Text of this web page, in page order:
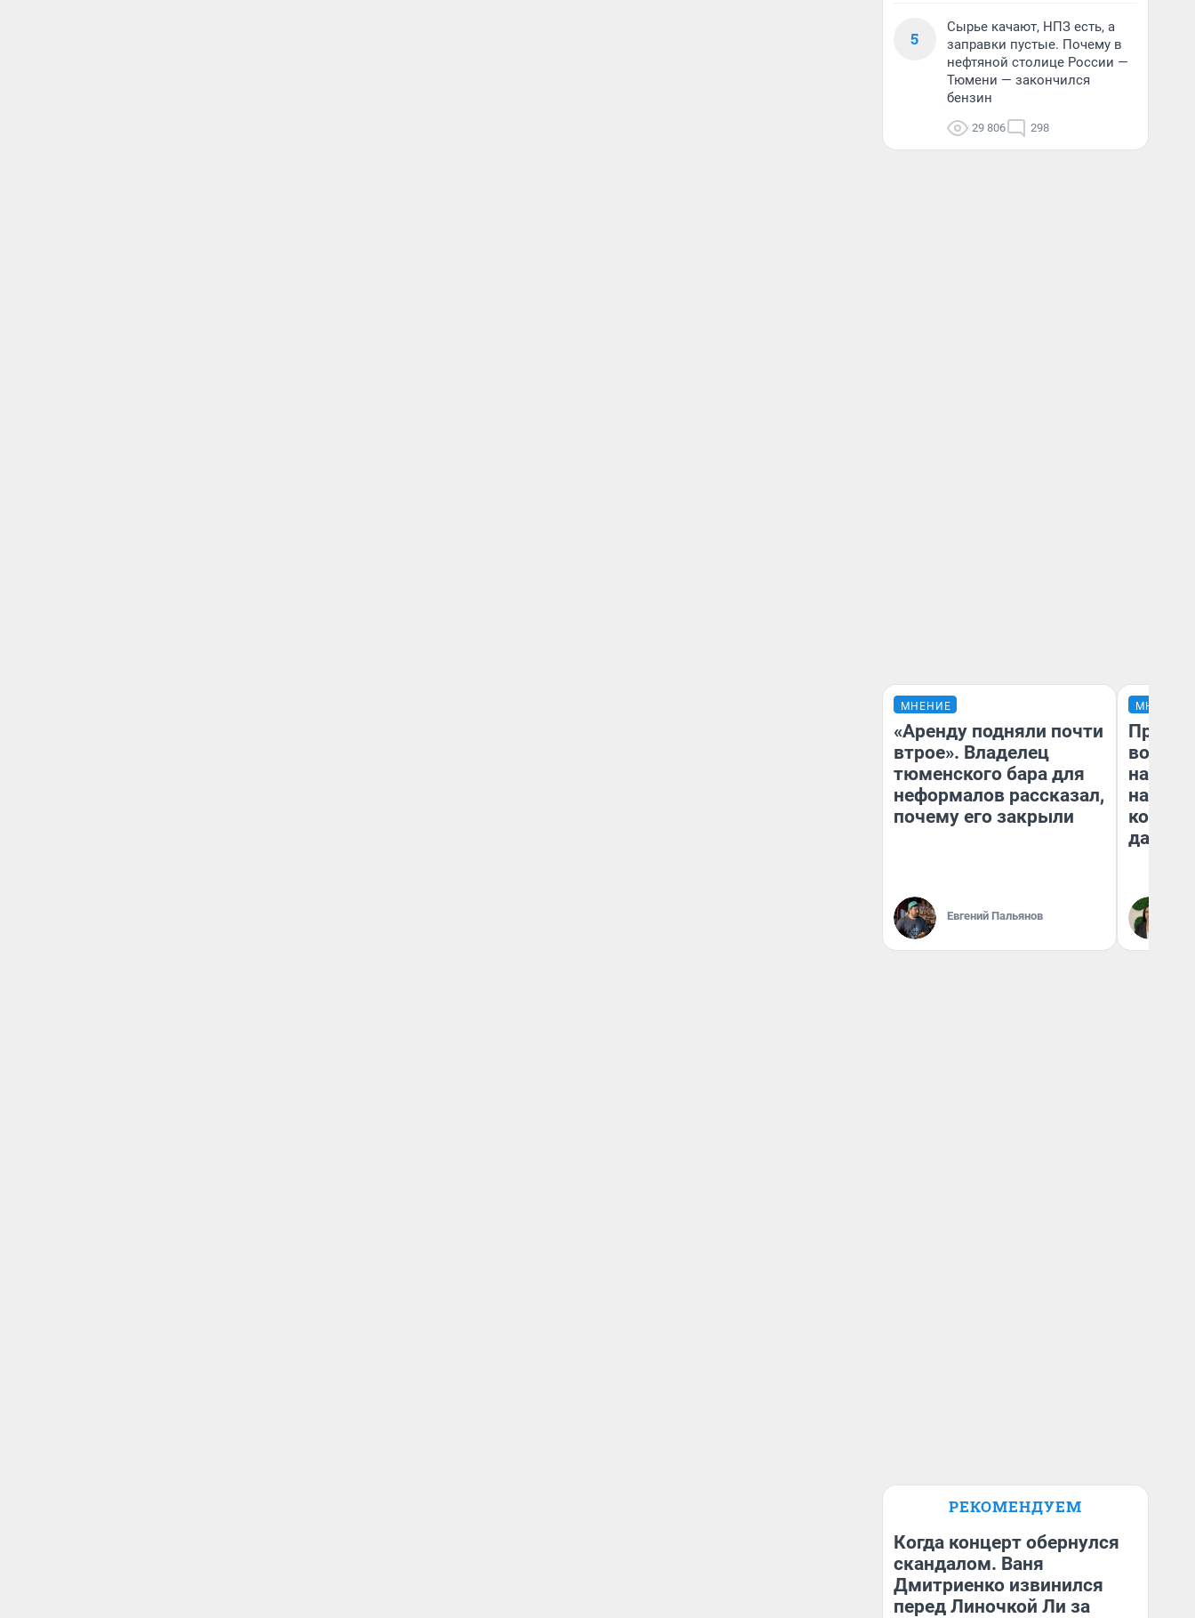
5
Сырье качают, НПЗ есть, а
заправки пустые. Почему в
нефтяной столице России —
Тюмени — закончился
бензин
29 806 298
МНЕНИЕ
«Аренду подняли почти
втрое». Владелец
тюменского бара для
неформалов рассказал,
почему его закрыли
Евгений Пальянов
МНЕНИЕ
нам
даже
РЕКОМЕНДУЕМ
Когда концерт обернулся
скандалом. Ваня
Дмитриенко извинился
перед Линочкой Ли за